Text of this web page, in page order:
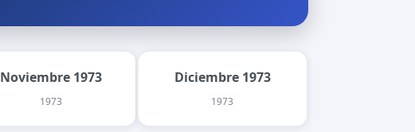
Noviembre 1973
1973
Diciembre 1973
1973